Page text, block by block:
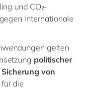
und CO₂-
internationale
gelten
politischer
von
die